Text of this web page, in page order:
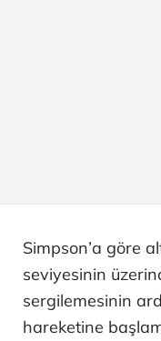
Simpson’a göre
seviyesinin
sergilemesinin
hareketine